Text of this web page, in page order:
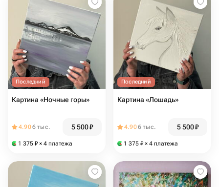
Последний
Картина «Ночные горы»
4.906 тыс. 5 500₽
1 375 ₽ × 4 платежа
Последний
Картина «Лошадь»
4.906 тыс. 5 500₽
1 375 ₽ × 4 платежа